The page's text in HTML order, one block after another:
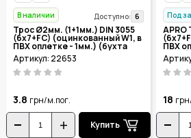
В наличии Доступно: 6
Трос Ø2мм. (1+1мм.) DIN 3055
(6x7+FC) (оцинкованный W1, в
ПВХ оплетке - 1мм.) (бухта
200м.)
Артикул: 22653
3.8 грн/м.пог.
Купить
Под
APRO
ПВХ
100м.)
18